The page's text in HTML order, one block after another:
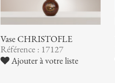
Vase CHRISTOFLE
Référence : 17127
Ajouter à votre liste